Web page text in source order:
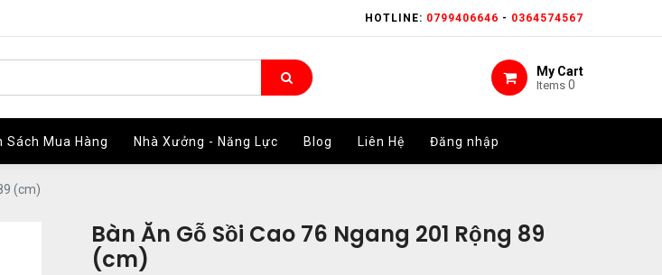
HOTLINE: 0799406646 - 0364574567
My Cart
Items 0
Sách Mua Hàng Nhà Xưởng - Năng Lực Blog Liên Hệ Đăng nhập
HOTLINE: 0799406646 - 0364574567
My Cart
Items 0
Sách Mua Hàng Nhà Xưởng - Năng Lực Blog Liên Hệ Đăng nhập
(cm)
Bàn Ăn Gỗ Sồi Cao 76 Ngang 201 Rộng 89
(cm)